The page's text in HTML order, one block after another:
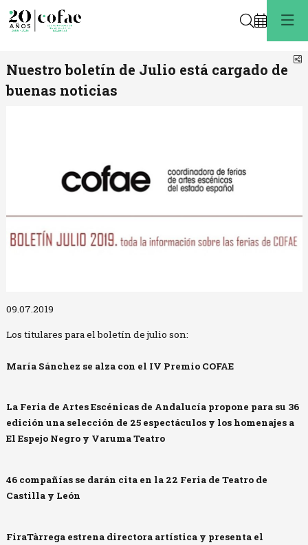
Buscar
Nuestro boletín de Julio está cargado de
buenas noticias
09.07.2019
Los titulares para el boletín de julio son:
María Sánchez se alza con el IV Premio COFAE
La Feria de Artes Escénicas de Andalucía propone para su 36
edición una selección de 25 espectáculos y los homenajes a
El Espejo Negro y Varuma Teatro
46 compañías se darán cita en la 22 Feria de Teatro de
Castilla y León
FiraTàrrega estrena directora artística y presenta el